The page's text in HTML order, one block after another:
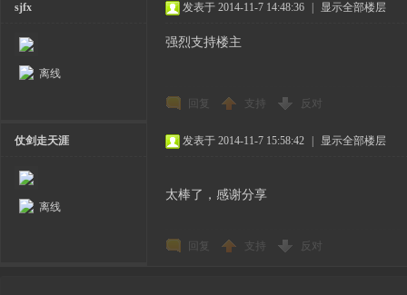
sjfx
离线
发表于 2014-11-7 14:48:36 显示全部楼层
强烈支持楼主
回复 支持 反对
仗剑走天涯
离线
发表于 2014-11-7 15:58:42 显示全部楼层
太棒了，感谢分享
回复 支持 反对